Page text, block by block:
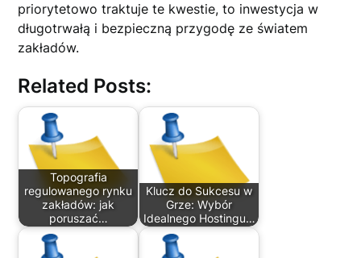
priorytetowo traktuje te kwestie, to inwestycja w
długotrwałą i bezpieczną przygodę ze światem
zakładów.
Related Posts:
Topografia
regulowanego rynku
zakładów: jak
poruszać…
Klucz do Sukcesu w
Grze: Wybór
Idealnego Hostingu…